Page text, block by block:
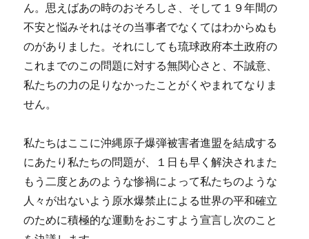
ん。思えばあの時のおそろしさ、そして１９年間の
不安と悩みそれはその当事者でなくてはわからぬも
のがありました。それにしても琉球政府本土政府の
これまでのこの問題に対する無関心さと、不誠意、
私たちの力の足りなかったことがくやまれてなりま
せん。
私たちはここに沖縄原子爆弾被害者進盟を結成する
にあたり私たちの問題が、１日も早く解決されまた
もう二度とあのような惨禍によって私たちのような
人々が出ないよう原水爆禁止による世界の平和確立
のために積極的な運動をおこすよう宣言し次のこと